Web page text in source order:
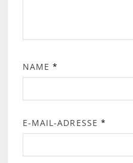
NAME*
E-MAIL-ADRESSE *